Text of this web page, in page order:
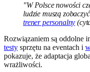
"W Polsce nowości
ludzie muszą
trener personalny
Rozwiązaniem są oddolne
testy sprzętu na eventach i
pokazuje, że adaptacja
wrażliwości.